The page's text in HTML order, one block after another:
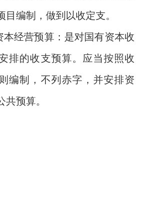
目编制，做到以收定支。
本经营预算：是对国有资本收
排的收支预算。应当按照收
编制，不列赤字，并安排资
共预算。